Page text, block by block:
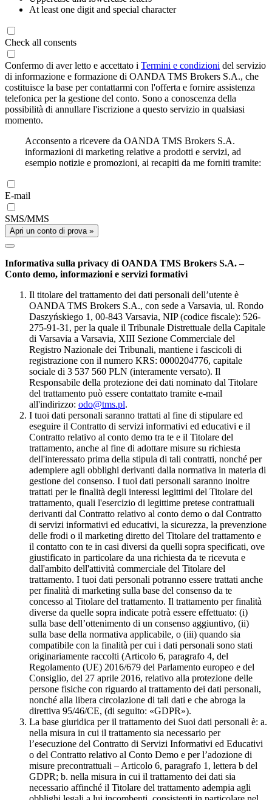
At least one digit and special character
Check all consents
Confermo di aver letto e accettato i Termini e condizioni del servizio
di informazione e formazione di OANDA TMS Brokers S.A., che
costituisce la base per contattarmi con l'offerta e fornire assistenza
telefonica per la gestione del conto. Sono a conoscenza della
possibilità di annullare l'iscrizione a questo servizio in qualsiasi
momento.
Acconsento a ricevere da OANDA TMS Brokers S.A.
informazioni di marketing relative a prodotti e servizi, ad
esempio notizie e promozioni, ai recapiti da me forniti tramite:
E-mail
SMS/MMS
Apri un conto di prova »
Informativa sulla privacy di OANDA TMS Brokers S.A. –
Conto demo, informazioni e servizi formativi
Il titolare del trattamento dei dati personali dell’utente è
OANDA TMS Brokers S.A., con sede a Varsavia, ul. Rondo
Daszyńskiego 1, 00-843 Varsavia, NIP (codice fiscale): 526-
275-91-31, per la quale il Tribunale Distrettuale della Capitale
di Varsavia a Varsavia, XIII Sezione Commerciale del
Registro Nazionale dei Tribunali, mantiene i fascicoli di
registrazione con il numero KRS: 0000204776, capitale
sociale di 3 537 560 PLN (interamente versato). Il
Responsabile della protezione dei dati nominato dal Titolare
del trattamento può essere contattato tramite e-mail
all'indirizzo: odo@tms.pl.
I tuoi dati personali saranno trattati al fine di stipulare ed
eseguire il Contratto di servizi informativi ed educativi e il
Contratto relativo al conto demo tra te e il Titolare del
trattamento, anche al fine di adottare misure su richiesta
dell'interessato prima della stipula di tali contratti, nonché per
adempiere agli obblighi derivanti dalla normativa in materia di
gestione del consenso. I tuoi dati personali saranno inoltre
trattati per le finalità degli interessi legittimi del Titolare del
trattamento, quali l'esercizio di legittime pretese contrattuali
derivanti dal Contratto relativo al conto demo o dal Contratto
di servizi informativi ed educativi, la sicurezza, la prevenzione
delle frodi o il marketing diretto del Titolare del trattamento e
il contatto con te in casi diversi da quelli sopra specificati, ove
giustificato in particolare da una richiesta da te ricevuta e
dall'ambito dell'attività commerciale del Titolare del
trattamento. I tuoi dati personali potranno essere trattati anche
per finalità di marketing sulla base del consenso da te
concesso al Titolare del trattamento. Il trattamento per finalità
diverse da quelle sopra indicate potrà essere effettuato: (i)
sulla base dell’ottenimento di un consenso aggiuntivo, (ii)
sulla base della normativa applicabile, o (iii) quando sia
compatibile con la finalità per cui i dati personali sono stati
originariamente raccolti (Articolo 6, paragrafo 4, del
Regolamento (UE) 2016/679 del Parlamento europeo e del
Consiglio, del 27 aprile 2016, relativo alla protezione delle
persone fisiche con riguardo al trattamento dei dati personali,
nonché alla libera circolazione di tali dati e che abroga la
direttiva 95/46/CE, (di seguito: «GDPR»).
La base giuridica per il trattamento dei Suoi dati personali è: a.
nella misura in cui il trattamento sia necessario per
l’esecuzione del Contratto di Servizi Informativi ed Educativi
o del Contratto relativo al Conto Demo e per l’adozione di
misure precontrattuali – Articolo 6, paragrafo 1, lettera b del
GDPR; b. nella misura in cui il trattamento dei dati sia
necessario affinché il Titolare del trattamento adempia agli